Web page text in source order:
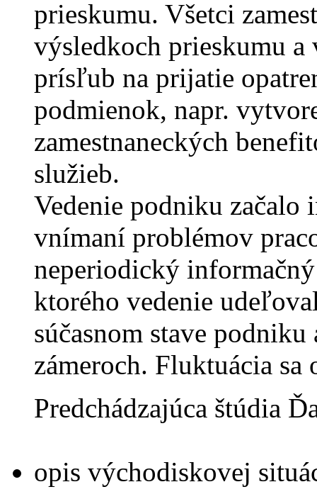
prieskumu. Všetci
výsledkoch prieskumu a
prísľub na prijatie
podmienok, napr.
zamestnaneckých
služieb.
Vedenie podniku
vnímaní problémov
neperiodický
ktorého vedenie
súčasnom stave
zámeroch. Fluktuácia
Predchádzajúca štúdia
opis východiskovej